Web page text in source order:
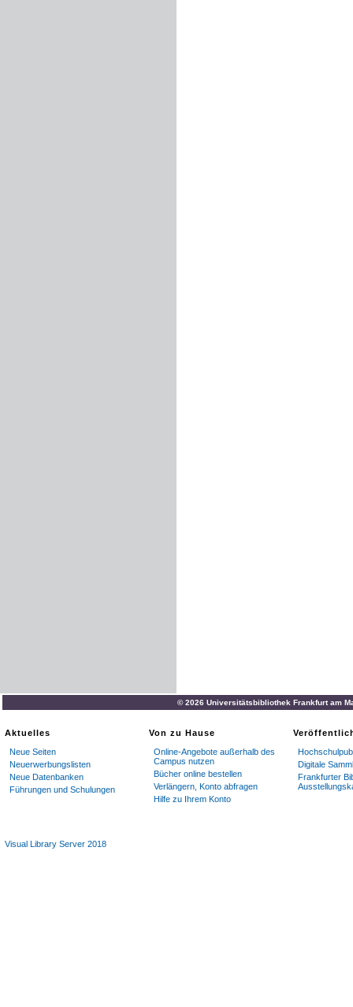
© 2026 Universitätsbibliothek Frankfurt am
Aktuelles
Neue Seiten
Neuerwerbungslisten
Neue Datenbanken
Führungen und Schulungen
Von zu Hause
Online-Angebote außerhalb des
Campus nutzen
Bücher online bestellen
Verlängern, Konto abfragen
Hilfe zu Ihrem Konto
Digitale
Frankfurter
Visual Library Server 2018